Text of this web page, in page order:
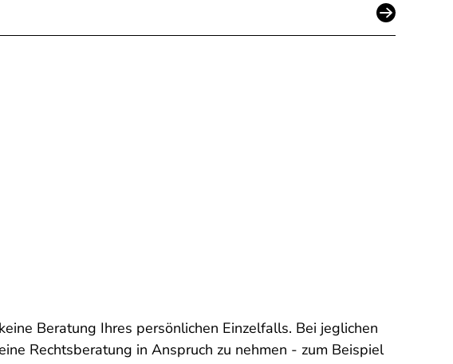
Beratung Ihres persönlichen Einzelfalls. Bei jeglichen
Rechtsberatung in Anspruch zu nehmen - zum Beispiel